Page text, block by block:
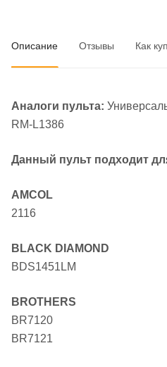
Описание Отзывы Как
Аналоги пульта:
RM-L1386
Данный пульт подходит
AMCOL
2116
BLACK DIAMOND
BDS1451LM
BROTHERS
BR7120
BR7121